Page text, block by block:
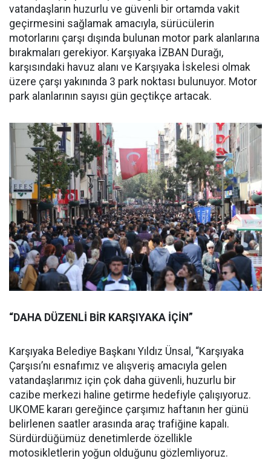
vatandaşların huzurlu ve güvenli bir ortamda vakit
geçirmesini sağlamak amacıyla, sürücülerin
motorlarını çarşı dışında bulunan motor park alanlarına
bırakmaları gerekiyor. Karşıyaka İZBAN Durağı,
karşısındaki havuz alanı ve Karşıyaka İskelesi olmak
üzere çarşı yakınında 3 park noktası bulunuyor. Motor
park alanlarının sayısı gün geçtikçe artacak.
“DAHA DÜZENLİ BİR KARŞIYAKA İÇİN”
Karşıyaka Belediye Başkanı Yıldız Ünsal, “Karşıyaka
Çarşısı’nı esnafımız ve alışveriş amacıyla gelen
vatandaşlarımız için çok daha güvenli, huzurlu bir
cazibe merkezi haline getirme hedefiyle çalışıyoruz.
UKOME kararı gereğince çarşımız haftanın her günü
belirlenen saatler arasında araç trafiğine kapalı.
Sürdürdüğümüz denetimlerde özellikle
motosikletlerin yoğun olduğunu gözlemliyoruz.